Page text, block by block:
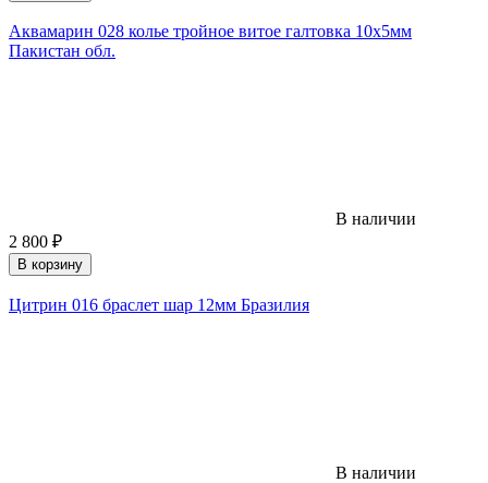
Аквамарин 028 колье тройное витое галтовка 10х5мм
Пакистан обл.
В наличии
2 800 ₽
В корзину
Цитрин 016 браслет шар 12мм Бразилия
В наличии